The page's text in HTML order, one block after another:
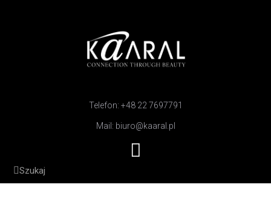
Telefon: +48 22 7697791
Mail: biuro@kaaral.pl